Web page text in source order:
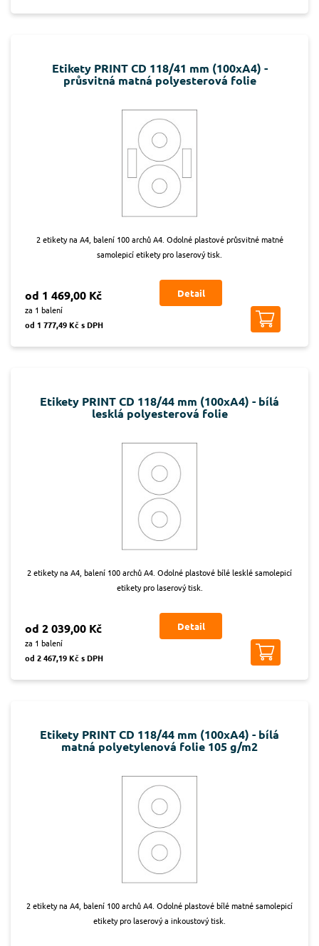
Etikety PRINT CD 118/41 mm (100xA4) -
průsvitná matná polyesterová folie
2 etikety na A4, balení 100 archů A4. Odolné plastové průsvitné matné
samolepicí etikety pro laserový tisk.
od 1 469,00 Kč
za 1 balení
od 1 777,49 Kč s DPH
Detail
Etikety PRINT CD 118/44 mm (100xA4) - bílá
lesklá polyesterová folie
2 etikety na A4, balení 100 archů A4. Odolné plastové bílé lesklé samolepicí
etikety pro laserový tisk.
od 2 039,00 Kč
za 1 balení
od 2 467,19 Kč s DPH
Detail
Etikety PRINT CD 118/44 mm (100xA4) - bílá
matná polyetylenová folie 105 g/m2
2 etikety na A4, balení 100 archů A4. Odolné plastové bílé matné samolepicí
etikety pro laserový a inkoustový tisk.